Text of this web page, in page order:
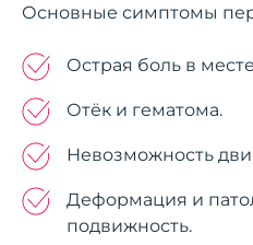
Основные симптомы
Острая боль в
Отёк и гематома.
Невозможность
Деформация и
подвижность.